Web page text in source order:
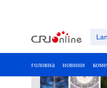
головна новини